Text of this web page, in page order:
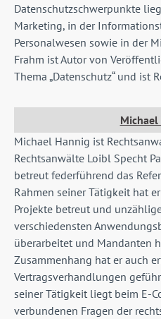
Datenschutzschwerpunkte
Marketing, in der
Personalwesen sowie in der
Frahm ist Autor von
Thema „Datenschutz“ und ist
Michael
Michael Hannig ist
Rechtsanwälte Loibl Specht
betreut federführend das
Rahmen seiner Tätigkeit hat
Projekte betreut und
verschiedensten
überarbeitet und Mandanten
Zusammenhang hat er auch
Vertragsverhandlungen
seiner Tätigkeit liegt beim E-
verbundenen Fragen der